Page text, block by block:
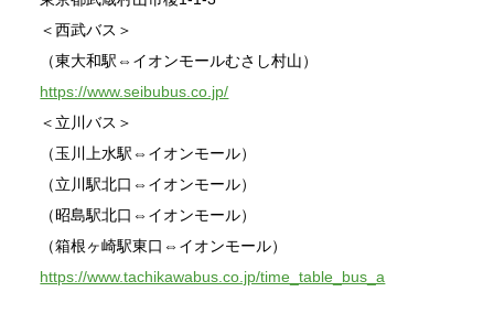
＜西武バス＞
（東大和駅⇔イオンモールむさし村山）
https://www.seibubus.co.jp/
＜立川バス＞
（玉川上水駅⇔イオンモール）
（立川駅北口⇔イオンモール）
（昭島駅北口⇔イオンモール）
（箱根ヶ崎駅東口⇔イオンモール）
https://www.tachikawabus.co.jp/time_table_bus_a